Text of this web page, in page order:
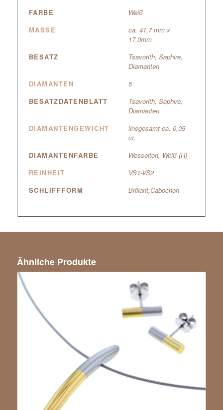
FARBE
Weiß
MASSE
ca. 41,7 mm x
17,0mm
BESATZ
Tsavorith, Saphire,
Diamanten
DIAMANTEN
5
BESATZDATENBLATT
Tsavorith, Saphire,
Diamanten
DIAMANTENGEWICHT
iinsgesamt ca. 0,05
ct.
DIAMANTENFARBE
Wesselton, Weiß (H)
REINHEIT
VS1-VS2
SCHLIFFFORM
Brillant,Cabochon
Ähnliche Produkte